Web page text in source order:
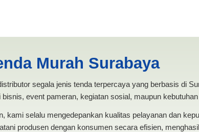
Murah Surabaya
segala jenis tenda terpercaya yang berbasis di
event pameran, kegiatan sosial, maupun
kami selalu mengedepankan kualitas pelayanan dan
produsen dengan konsumen secara efisien,